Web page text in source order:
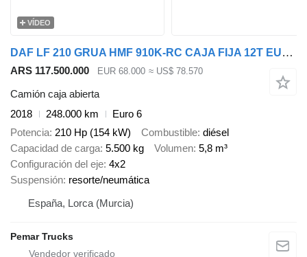
VÍDEO
DAF LF 210 GRUA HMF 910K-RC CAJA FIJA 12T EURO 6
ARS 117.500.000 EUR 68.000 ≈ US$ 78.570
Camión caja abierta
2018
248.000 km
Euro 6
Potencia 210 Hp (154 kW) Combustible diésel
Capacidad de carga 5.500 kg Volumen 5,8 m³
Configuración del eje 4x2
Suspensión resorte/neumática
España, Lorca (Murcia)
Pemar Trucks